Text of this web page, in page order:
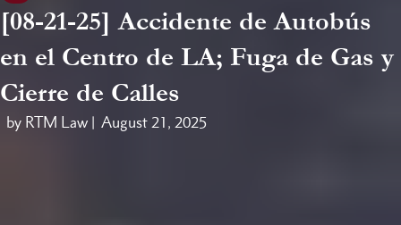
[08-21-25] Accidente de Autobús
en el Centro de LA; Fuga de Gas y
Cierre de Calles
by RTM Law | August 21, 2025